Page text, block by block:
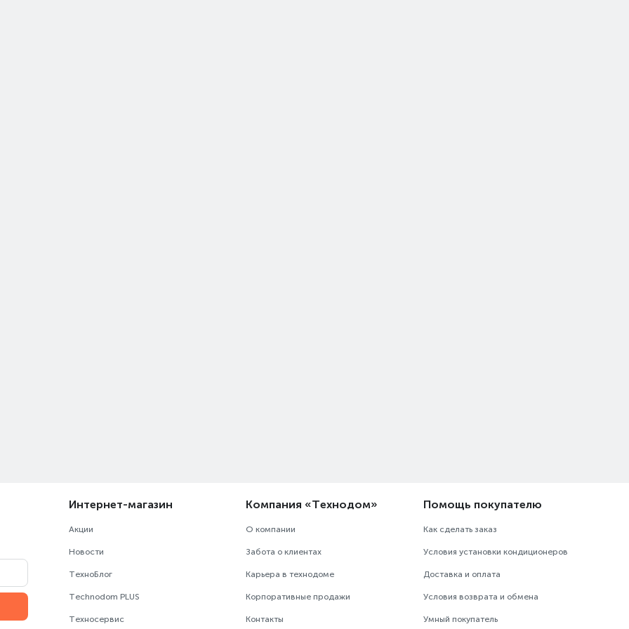
Интернет-магазин
Акции
Новости
ТехноБлог
Technodom PLUS
Техносервис
Компания «Технодом»
О компании
Забота о клиентах
Карьера в технодоме
Корпоративные продажи
Контакты
Помощь покупателю
Как сделать заказ
Условия установки кондиционеров
Доставка и оплата
Условия возврата и обмена
Умный покупатель